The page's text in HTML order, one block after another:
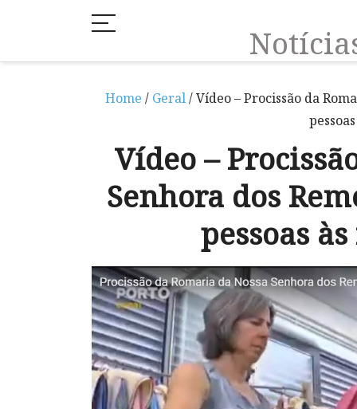
Home / Geral/ Vídeo – Procissão da
Vídeo –
Senhora dos
pessoas